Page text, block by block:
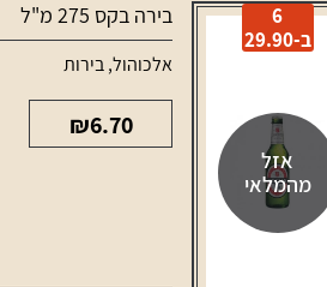
אזל
מהמלאי
6
ב-29.90
בירה בקס 275 מ"ל
אלכוהול,בירות
₪6.70